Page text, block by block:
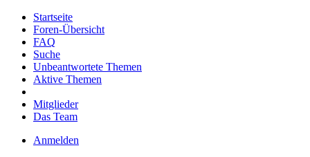
Startseite
Foren-Übersicht
FAQ
Suche
Unbeantwortete Themen
Aktive Themen
Mitglieder
Das Team
Anmelden